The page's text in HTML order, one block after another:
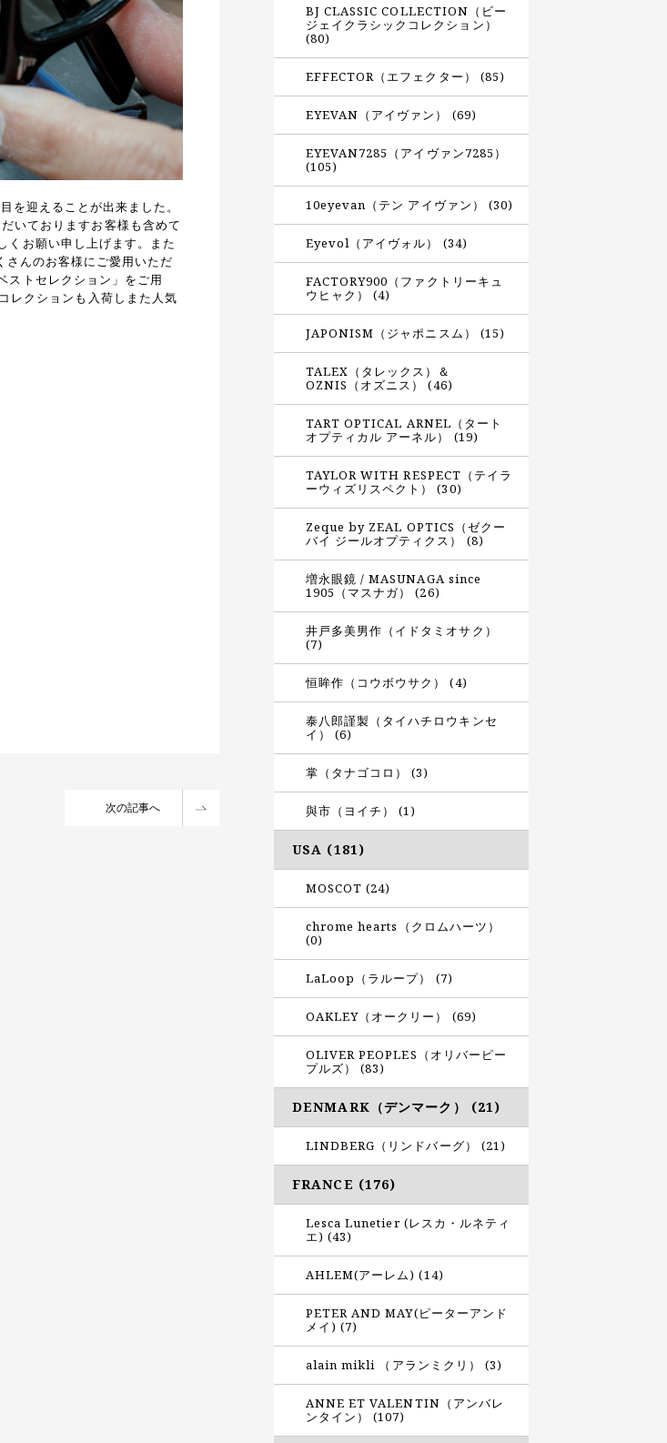
を迎えることが出来ました。
いておりますお客様も含めて
くお願い申し上げます。また
んのお客様にご愛用いただ
ストセレクション」をご用
レクションも入荷しまた人気
次の記事へ
BJ CLASSIC COLLECTION（ビー
ジェイクラシックコレクション）
(80)
EFFECTOR（エフェクター） (85)
EYEVAN（アイヴァン） (69)
EYEVAN7285（アイヴァン7285）
(105)
10eyevan（テン アイヴァン） (30)
Eyevol（アイヴォル） (34)
FACTORY900（ファクトリーキュ
ウヒャク） (4)
JAPONISM（ジャポニスム） (15)
TALEX（タレックス）＆
OZNIS（オズニス） (46)
TART OPTICAL ARNEL（タート
オプティカル アーネル） (19)
TAYLOR WITH RESPECT（テイラ
ーウィズリスペクト） (30)
Zeque by ZEAL OPTICS（ゼクー
バイ ジールオプティクス） (8)
増永眼鏡 / MASUNAGA since
1905（マスナガ） (26)
井戸多美男作（イドタミオサク）
(7)
恒眸作（コウボウサク） (4)
泰八郎謹製（タイハチロウキンセ
イ） (6)
掌（タナゴコロ） (3)
與市（ヨイチ） (1)
USA (181)
MOSCOT (24)
chrome hearts（クロムハーツ）
(0)
LaLoop（ラループ） (7)
OAKLEY（オークリー） (69)
OLIVER PEOPLES（オリバーピー
プルズ） (83)
DENMARK（デンマーク） (21)
LINDBERG（リンドバーグ） (21)
FRANCE (176)
Lesca Lunetier (レスカ・ルネティ
エ) (43)
AHLEM(アーレム) (14)
PETER AND MAY(ピーターアンド
メイ) (7)
alain mikli （アランミクリ） (3)
ANNE ET VALENTIN（アンバレ
ンタイン） (107)